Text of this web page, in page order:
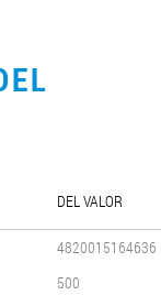
DEL VALOR
4820015164636
500